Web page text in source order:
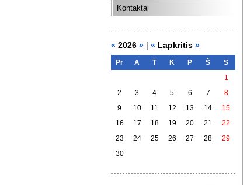
Kontaktai
« 2026 » | « Lapkritis »
Pr A T K P Š
S
1
2
3 4 5 6 7
8
9
10 11 12 13 14
15
16
17 18 19 20 21
22
23
24 25 26 27 28
29
30